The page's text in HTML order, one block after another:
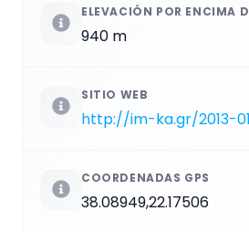
ELEVACIÓN POR ENCIMA
940 m
SITIO WEB
COORDENADAS GPS
38.08949,22.17506